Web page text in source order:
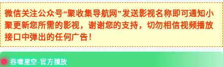
后的堡垒。人类在这一段时间经历的磨难，被称为“大涅槃时
期”。在极端的生存环境下，人类的体能也在逐渐地进步发
展，尚武之风兴起，人类的身体素质相比以前有了质的飞
越。而这其中的佼佼者，被称为“武者”。 18岁的罗峰也梦想
着成为其中的一员。此时的他即将高考，正面临着人生十字
路口的抉择，却不料怪兽的一次袭击影响了他的人生轨迹。
在强大怪兽的威胁之下，市内居民面临危险，军方却束手无
策。唯有一名武者挺身而出，保卫了基地市的安全。罗峰被
微信关注公众号“聚收集导航网”发送影视名称即可通知小
聚更新您所需的影视，谢谢您的支持，切勿相信视频播放
接口中弹出的任何广告！
吞噬星空-官方播放